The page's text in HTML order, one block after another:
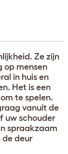
Ze zijn
op mensen
in huis en
Het is een
te spelen.
vanuit de
uw schouder
spraakzaam
de deur